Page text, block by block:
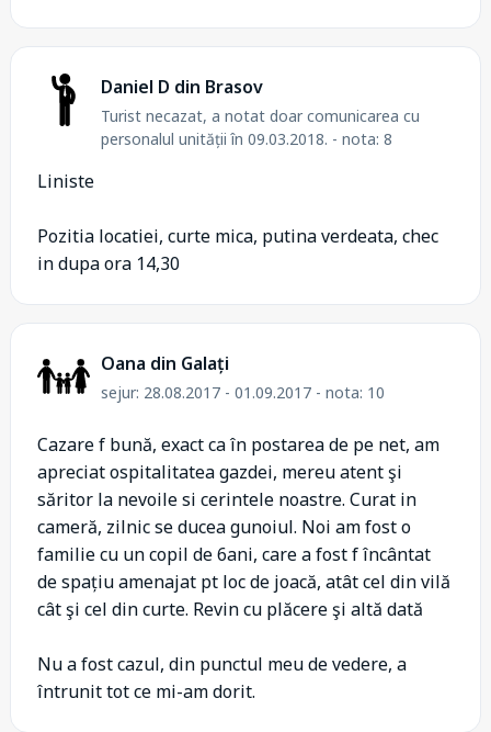
Daniel D din Brasov
Turist necazat, a notat doar comunicarea cu
personalul unității în 09.03.2018. - nota: 8
Liniste
Pozitia locatiei, curte mica, putina verdeata, chec
in dupa ora 14,30
Oana din Galați
sejur: 28.08.2017 - 01.09.2017 - nota: 10
Cazare f bună, exact ca în postarea de pe net, am
apreciat ospitalitatea gazdei, mereu atent şi
săritor la nevoile si cerintele noastre. Curat in
cameră, zilnic se ducea gunoiul. Noi am fost o
familie cu un copil de 6ani, care a fost f încântat
de spațiu amenajat pt loc de joacă, atât cel din vilă
cât şi cel din curte. Revin cu plăcere şi altă dată
Nu a fost cazul, din punctul meu de vedere, a
întrunit tot ce mi-am dorit.